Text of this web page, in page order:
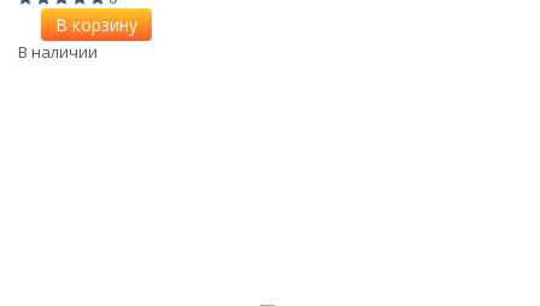
В корзину
В наличии